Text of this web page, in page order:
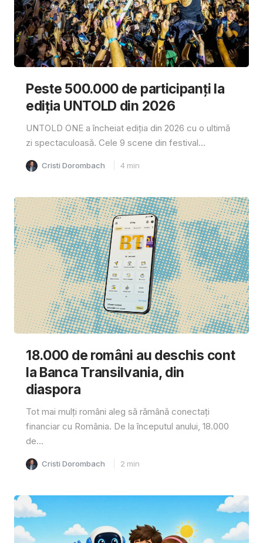
Peste 500.000 de participanți la
ediția UNTOLD din 2026
UNTOLD ONE a încheiat ediția din 2026 cu o ultimă
zi spectaculoasă. Cele 9 scene din festival...
Cristi Dorombach 4 min
18.000 de români au deschis cont
la Banca Transilvania, din
diaspora
Tot mai mulți români aleg să rămână conectați
financiar cu România. De la începutul anului, 18.000
de...
Cristi Dorombach 2 min